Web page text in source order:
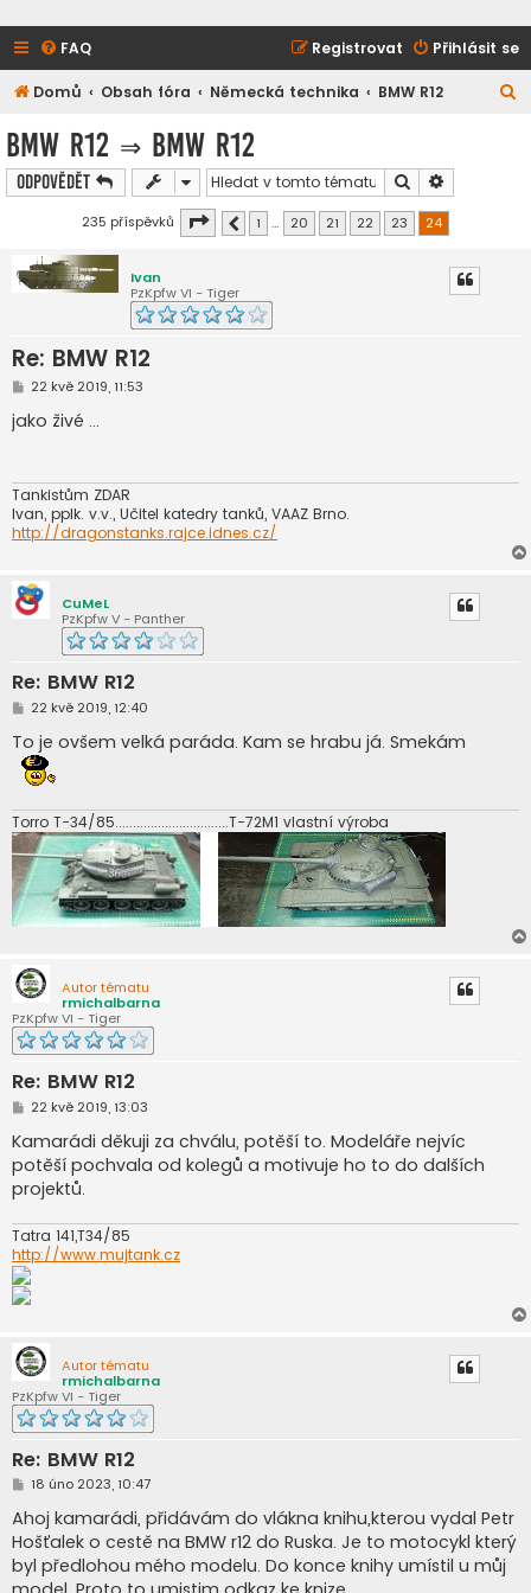
FAQ Přihlásit se
Registrovat
Domů Obsah fóra Německá technika BMW R12
BMW R12 ⇒ BMW R12
Odpovědět Hledat
235 příspěvků Stránka z24
Předchozí
1 … 20 21 22 23 24
Ivan
PzKpfw VI - Tiger
Re: BMW R12
P
í
s
e
k
22 kvě 2019, 11:53
jako živé ...
Tankistům ZDAR
Ivan, pplk. v.v., Učitel katedry tanků, VAAZ Brno.
http://dragonstanks.rajce.idnes.cz/
CuMeL
PzKpfw V - Panther
Re: BMW R12
P
í
s
p
ě
e
k
22 kvě 2019, 12:40
To je ovšem velká paráda. Kam se hrabu já. Smekám
Torro T-34/85................................T-72M1 vlastní výroba
Autor tématu
rmichalbarna
PzKpfw VI - Tiger
Re: BMW R12
P
í
s
p
ě
v
k
22 kvě 2019, 13:03
Kamarádi děkuji za chválu, potěší to. Modeláře nejvíc
potěší pochvala od kolegů a motivuje ho to do dalších
projektů.
Tatra 141,T34/85
http://www.mujtank.cz
Autor tématu
rmichalbarna
PzKpfw VI - Tiger
Re: BMW R12
P
í
s
p
ě
v
18 úno 2023, 10:47
Ahoj kamarádi, přidávám do vlákna knihu,kterou vydal Petr
Hošťalek o cestě na BMW r12 do Ruska. Je to motocykl který
byl předlohou mého modelu. Do konce knihy umístil u můj